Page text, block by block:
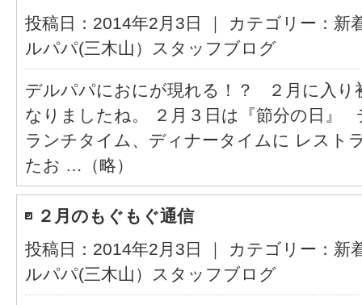
投稿日：2014年2月3日 ｜ カテゴリー： 新
ルパパ(三木山）スタッフブログ
デルパパにおにが現れる！？ ２月に入り
なりましたね。 ２月３日は『節分の日』
ランチタイム、ディナータイムに レスト
たお …（略）
２月のもぐもぐ通信
投稿日：2014年2月3日 ｜ カテゴリー： 新
ルパパ(三木山）スタッフブログ